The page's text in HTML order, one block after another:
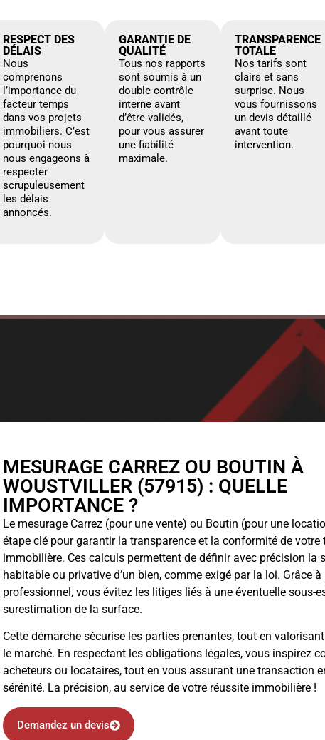
RESPECT DES
DÉLAIS
Nous
comprenons
l’importance du
facteur temps
dans vos projets
immobiliers. C’est
pourquoi nous
nous engageons à
respecter
scrupuleusement
les délais
annoncés.
GARANTIE DE
QUALITÉ
Tous nos rapports
sont soumis à un
double contrôle
interne avant
d’être validés,
pour vous assurer
une fiabilité
maximale.
TRANSPARENCE
TOTALE
Nos tarifs sont
clairs et sans
surprise. Nous
vous fournissons
un devis détaillé
avant toute
intervention.
MESURAGE CARREZ OU BOUTIN À
WOUSTVILLER (57915) : QUELLE
IMPORTANCE ?
Le mesurage Carrez (pour une vente) ou Boutin (pour une
étape clé pour garantir la transparence et la conformité de votre
immobilière. Ces calculs permettent de définir avec précision la
habitable ou privative d’un bien, comme exigé par la loi. Grâce
professionnel, vous évitez les litiges liés à une éventuelle sous-
surestimation de la surface.
Cette démarche sécurise les parties prenantes, tout en
le marché. En respectant les obligations légales, vous inspirez
acheteurs ou locataires, tout en vous assurant une transaction
sérénité. La précision, au service de votre réussite immobilière !
Demandez un devis